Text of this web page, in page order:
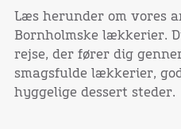
Læs herunder om vores
Bornholmske lækkerier.
rejse, der fører dig
smagsfulde lækkerier,
hyggelige dessert steder.